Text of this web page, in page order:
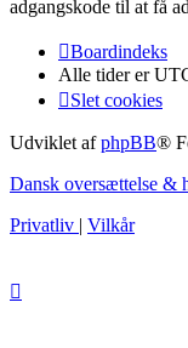
adgangskode til at få
Boardindeks
Alle tider er
Slet cookies
Udviklet afphpBB®
Dansk oversættelse &
Privatliv | Vilkår